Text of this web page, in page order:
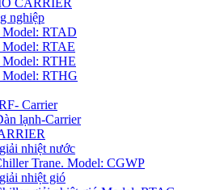
CARRIER
nghiệp
Model: RTAD
RTAE
RTHE
Model: RTHG
Carrier
lạnh-Carrier
nhiệt nước
Trane. Model: CGWP
nhiệt gió